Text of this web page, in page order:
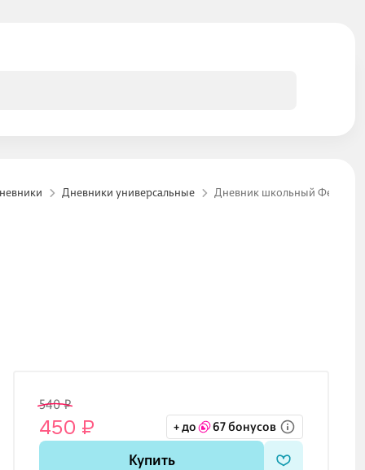
Дневники универсальные Дневник школьный Феникс+,
540 ₽
450 ₽ + до 67 бонусов
Купить